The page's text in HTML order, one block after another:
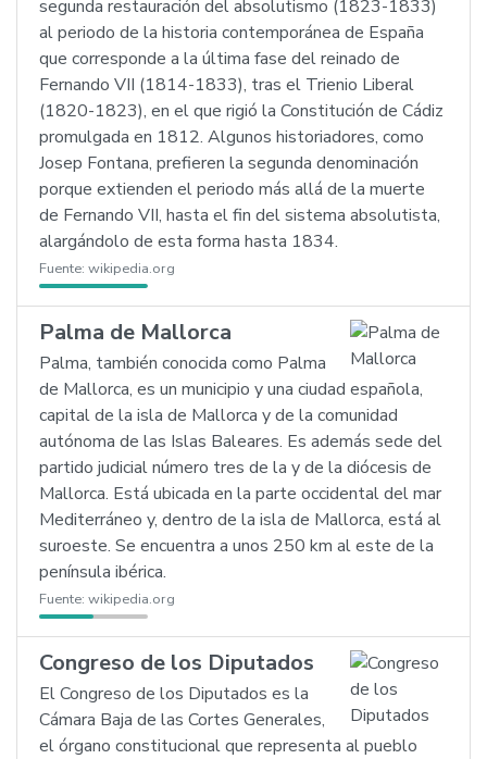
segunda restauración del absolutismo (1823-1833)
al periodo de la historia contemporánea de España
que corresponde a la última fase del reinado de
Fernando VII (1814-1833), tras el Trienio Liberal
(1820-1823), en el que rigió la Constitución de Cádiz
promulgada en 1812. Algunos historiadores, como
Josep Fontana, prefieren la segunda denominación
porque extienden el periodo más allá de la muerte
de Fernando VII, hasta el fin del sistema absolutista,
alargándolo de esta forma hasta 1834.
Fuente: wikipedia.org
Palma de Mallorca
Palma, también conocida como Palma
de Mallorca, es un municipio y una ciudad española,
capital de la isla de Mallorca y de la comunidad
autónoma de las Islas Baleares. Es además sede del
partido judicial número tres de la y de la diócesis de
Mallorca. Está ubicada en la parte occidental del mar
Mediterráneo y, dentro de la isla de Mallorca, está al
suroeste. Se encuentra a unos 250 km al este de la
península ibérica.
Fuente: wikipedia.org
Congreso de los Diputados
El Congreso de los Diputados es la
Cámara Baja de las Cortes Generales,
el órgano constitucional que representa al pueblo